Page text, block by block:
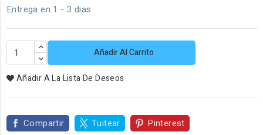
Entrega en 1 - 3 dias
Añadir Al Carrito
Añadir A La Lista De Deseos
Compartir Tuitear Pinterest